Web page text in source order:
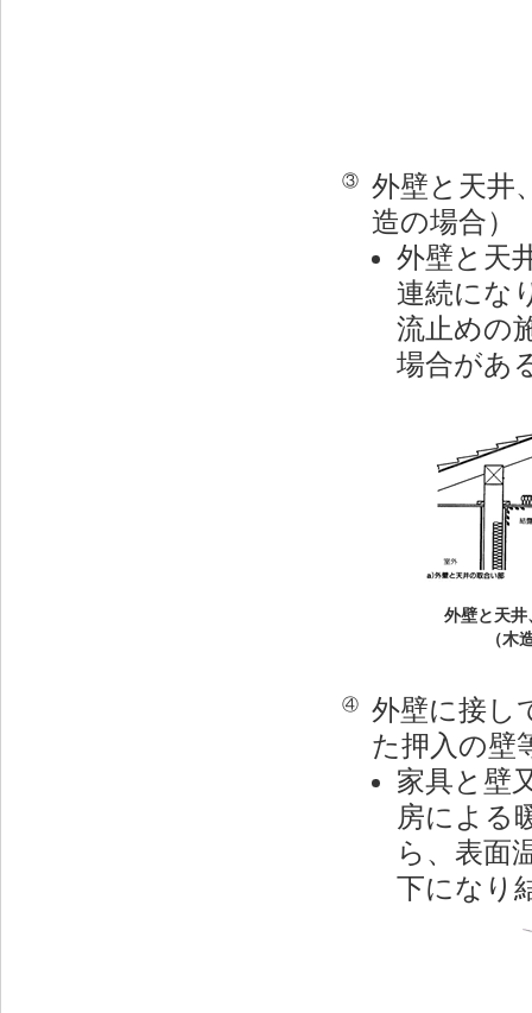
③
外壁と天井
造の場合）
外壁と天
連続にな
流止めの
場合があ
外壁と天
（木
④
外壁に接し
た押入の壁
家具と壁
房による
ら、表面
下になり